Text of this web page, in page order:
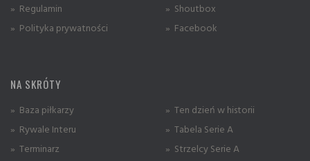
» Regulamin
» Polityka prywatności
» Shoutbox
» Facebook
NA SKRÓTY
» Baza piłkarzy
» Rywale Interu
» Terminarz
» Ten dzień w historii
» Tabela Serie A
» Strzelcy Serie A